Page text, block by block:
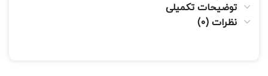
توضیحات تکمیلی
نظرات (0)